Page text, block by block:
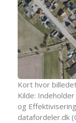
Kort hvor
Kilde:
og
datafordeler.dk